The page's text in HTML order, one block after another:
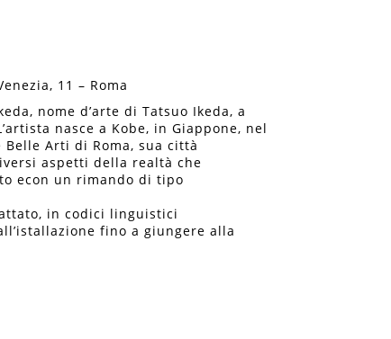
11 – Roma
nome d’arte di Tatsuo Ikeda, a
nasce a Kobe, in Giappone, nel
Arti di Roma, sua città
aspetti della realtà che
econ un rimando di tipo
in codici linguistici
fino a giungere alla